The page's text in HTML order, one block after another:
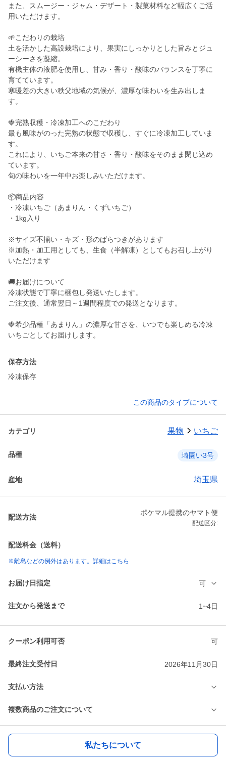
また、スムージー・ジャム・デザート・製菓材料など幅広くご活
用いただけます。
🌱こだわりの栽培
土を活かした高設栽培により、果実にしっかりとした旨みとジュ
ーシーさを凝縮。
有機主体の液肥を使用し、甘み・香り・酸味のバランスを丁寧に
育てています。
寒暖差の大きい秩父地域の気候が、濃厚な味わいを生み出しま
す。
🍓完熟収穫・冷凍加工へのこだわり
最も風味がのった完熟の状態で収穫し、すぐに冷凍加工していま
す。
これにより、いちご本来の甘さ・香り・酸味をそのまま閉じ込め
ています。
旬の味わいを一年中お楽しみいただけます。
📦商品内容
・冷凍いちご（あまりん・くずいちご）
・1kg入り
※サイズ不揃い・キズ・形のばらつきがあります
※加熱・加工用としても、生食（半解凍）としてもお召し上がり
いただけます
🚚お届けについて
冷凍状態で丁寧に梱包し発送いたします。
ご注文後、通常翌日～1週間程度での発送となります。
🍓希少品種「あまりん」の濃厚な甘さを、いつでも楽しめる冷凍
保存方法
冷凍保存
この商品のタイプについて
カテゴリ 果物 いちご
品種 埼園い3号
産地 埼玉県
配送方法
ポケマル提携のヤマト便
配送区分:
配送料金（送料）
※離島などの例外はあります。詳細はこちら
お届け日指定 可
注文から発送まで 1~4日
クーポン利用可否 可
最終注文受付日 2026年11月30日
支払い方法
複数商品のご注文について
私たちについて